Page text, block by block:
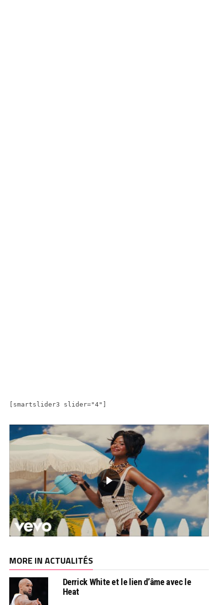
[smartslider3 slider="4"]
MORE IN ACTUALITÉS
Derrick White et le lien d’âme avec le
Heat